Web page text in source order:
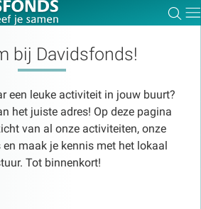
bij Davidsfonds!
een leuke activiteit in jouw buurt?
het juiste adres! Op deze pagina
van al onze activiteiten, onze
maak je kennis met het lokaal
Tot binnenkort!